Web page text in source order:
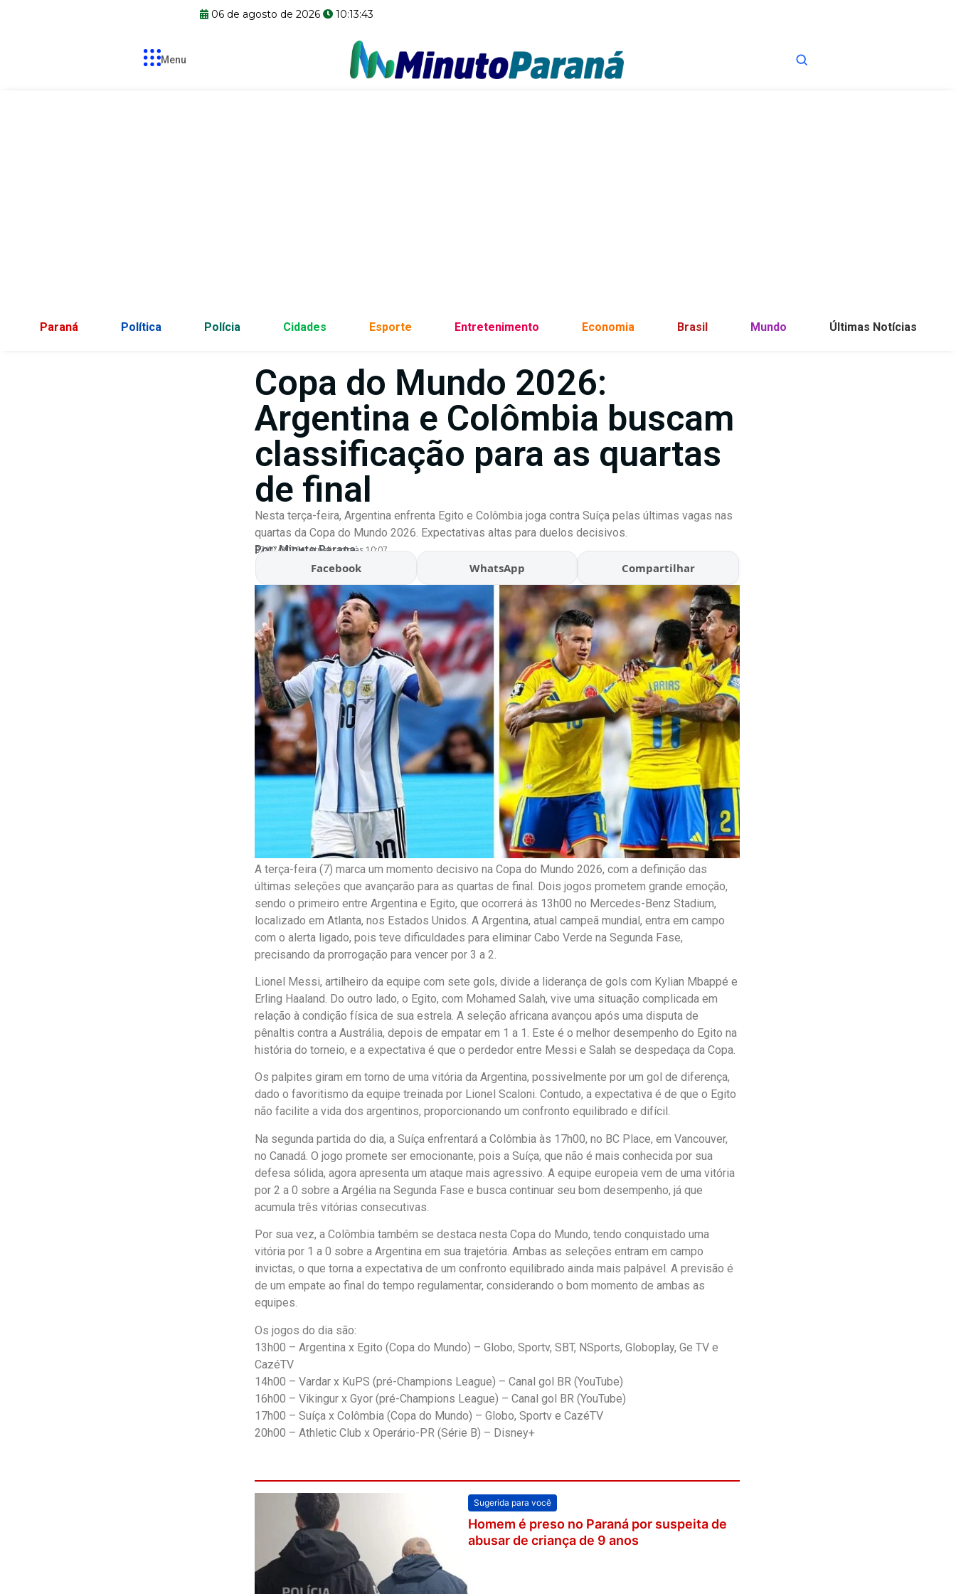
06 de agosto de 2026 10:13:44
Menu
Paraná Política Polícia Cidades Esporte Entretenimento Economia Brasil Mundo Últimas Notícias
Copa do Mundo 2026:
Argentina e Colômbia buscam
classificação para as quartas
de final
Nesta terça-feira, Argentina enfrenta Egito e Colômbia joga contra Suíça pelas últimas vagas nas
quartas da Copa do Mundo 2026. Expectativas altas para duelos decisivos.
Por:Minuto Parana
07/07/2026 Atualizado às 10:07
Facebook WhatsApp Compartilhar
A terça-feira (7) marca um momento decisivo na Copa do Mundo 2026, com a definição das
últimas seleções que avançarão para as quartas de final. Dois jogos prometem grande emoção,
sendo o primeiro entre Argentina e Egito, que ocorrerá às 13h00 no Mercedes-Benz Stadium,
localizado em Atlanta, nos Estados Unidos. A Argentina, atual campeã mundial, entra em campo
com o alerta ligado, pois teve dificuldades para eliminar Cabo Verde na Segunda Fase,
precisando da prorrogação para vencer por 3 a 2.
Lionel Messi, artilheiro da equipe com sete gols, divide a liderança de gols com Kylian Mbappé e
Erling Haaland. Do outro lado, o Egito, com Mohamed Salah, vive uma situação complicada em
relação à condição física de sua estrela. A seleção africana avançou após uma disputa de
pênaltis contra a Austrália, depois de empatar em 1 a 1. Este é o melhor desempenho do Egito na
história do torneio, e a expectativa é que o perdedor entre Messi e Salah se despedaça da Copa.
Os palpites giram em torno de uma vitória da Argentina, possivelmente por um gol de diferença,
dado o favoritismo da equipe treinada por Lionel Scaloni. Contudo, a expectativa é de que o Egito
não facilite a vida dos argentinos, proporcionando um confronto equilibrado e difícil.
Na segunda partida do dia, a Suíça enfrentará a Colômbia às 17h00, no BC Place, em Vancouver,
no Canadá. O jogo promete ser emocionante, pois a Suíça, que não é mais conhecida por sua
defesa sólida, agora apresenta um ataque mais agressivo. A equipe europeia vem de uma vitória
por 2 a 0 sobre a Argélia na Segunda Fase e busca continuar seu bom desempenho, já que
acumula três vitórias consecutivas.
Por sua vez, a Colômbia também se destaca nesta Copa do Mundo, tendo conquistado uma
vitória por 1 a 0 sobre a Argentina em sua trajetória. Ambas as seleções entram em campo
invictas, o que torna a expectativa de um confronto equilibrado ainda mais palpável. A previsão é
de um empate ao final do tempo regulamentar, considerando o bom momento de ambas as
equipes.
Os jogos do dia são:
13h00 – Argentina x Egito (Copa do Mundo) – Globo, Sportv, SBT, NSports, Globoplay, Ge TV e
CazéTV
14h00 – Vardar x KuPS (pré-Champions League) – Canal gol BR (YouTube)
16h00 – Vikingur x Gyor (pré-Champions League) – Canal gol BR (YouTube)
17h00 – Suíça x Colômbia (Copa do Mundo) – Globo, Sportv e CazéTV
20h00 – Athletic Club x Operário-PR (Série B) – Disney+
Sugerida para você
Homem é preso no Paraná por suspeita de
abusar de criança de 9 anos